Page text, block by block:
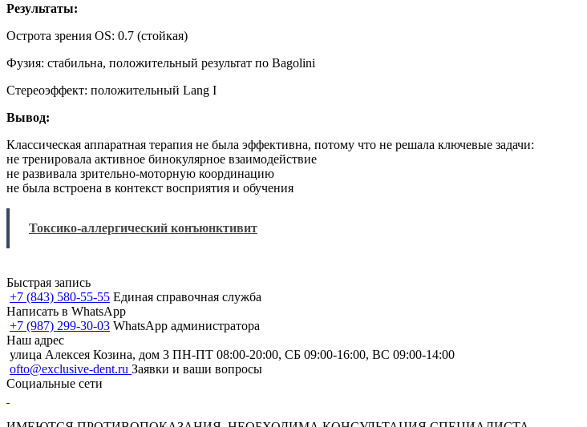
Результаты:
Острота зрения OS: 0.7 (стойкая)
Фузия: стабильна, положительный результат по Bagolini
Стереоэффект: положительный Lang I
Вывод:
Классическая аппаратная терапия не была эффективна, потому что не решала ключевые задачи:
не тренировала активное бинокулярное взаимодействие
не развивала зрительно-моторную координацию
не была встроена в контекст восприятия и обучения
Токсико-аллергический конъюнктивит
Быстрая запись
+7 (843) 580-55-55 Единая справочная служба
Написать в WhatsApp
+7 (987) 299-30-03 WhatsApp администратора
Наш адрес
улица Алексея Козина, дом 3 ПН-ПТ 08:00-20:00, СБ 09:00-16:00, ВС 09:00-14:00
ofto@exclusive-dent.ru Заявки и ваши вопросы
Социальные сети